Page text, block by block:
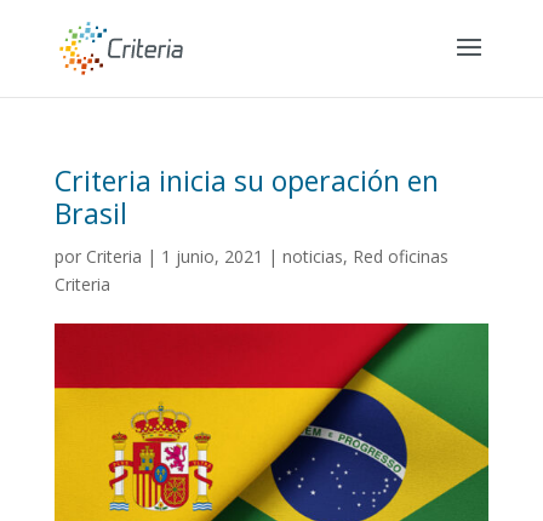
Criteria inicia su operación en
Brasil
por Criteria | 1 junio, 2021 | noticias, Red oficinas
Criteria